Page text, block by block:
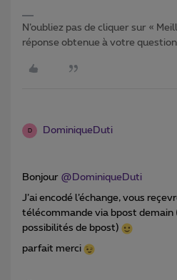
N’oubliez pas de cliquer sur «
réponse obtenue à votre
D DominiqueDuti
Bonjour @DominiqueDuti
J’ai encodé l’échange, vous
télécommande via bpost demain
possibilités de bpost)
parfait merci